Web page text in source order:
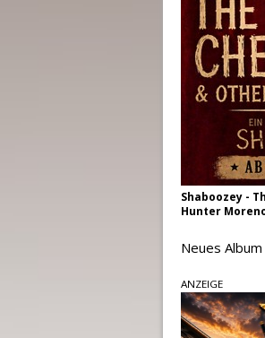
Shaboozey -
Hunter
Neues
ANZEIGE